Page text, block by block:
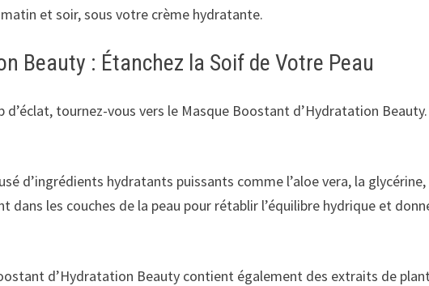
et soir, sous votre crème hydratante.
Beauty : Étanchez la Soif de Votre Peau
tournez-vous vers le Masque Boostant d’Hydratation Beauty.
d’ingrédients hydratants puissants comme l’aloe vera, la
dans les couches de la peau pour rétablir l’équilibre hydrique et
d’Hydratation Beauty contient également des extraits de